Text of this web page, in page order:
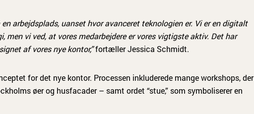
arbejdsplads, uanset hvor avanceret teknologien er. Vi er en digitalt
men vi ved, at vores medarbejdere er vores vigtigste aktiv. Det har
af vores nye kontor,”fortæller Jessica Schmidt.
for det nye kontor. Processen inkluderede mange workshops, der
øer og husfacader – samt ordet “stue,” som symboliserer en